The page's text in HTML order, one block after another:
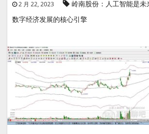
2 月 22, 2023
岭南股份：人工智能是
数字经济发展的核心引擎